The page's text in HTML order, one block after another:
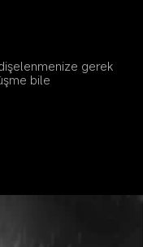
gerek
bile